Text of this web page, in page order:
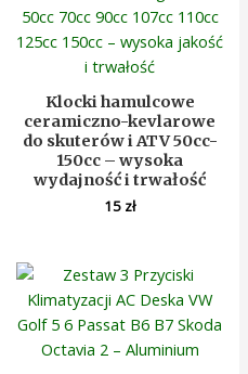
Klocki hamulcowe
ceramiczno-kevlarowe
do skuterów i ATV 50cc-
150cc – wysoka
wydajność i trwałość
15 zł